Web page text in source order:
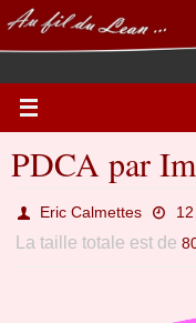
Passer
vers
le
PDCA par
Eric Calmettes
La taille totale est de